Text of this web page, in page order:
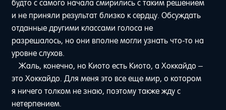
будто с самого начала смирились с таким решением
и не приняли результат близко к сердцу. Обсуждать
отданные другими классами голоса не
разрешалось, но они вполне могли узнать что-то на
уровне слухов.
Жаль, конечно, но Киото есть Киото, а Хоккайдо –
это Хоккайдо. Для меня это все еще мир, о котором
я ничего толком не знаю, поэтому также жду с
нетерпением.